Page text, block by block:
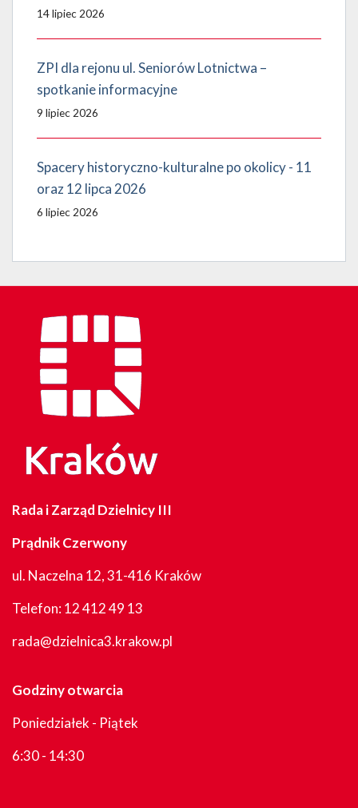
14 lipiec 2026
ZPI dla rejonu ul. Seniorów Lotnictwa –
spotkanie informacyjne
9 lipiec 2026
Spacery historyczno-kulturalne po okolicy - 11
oraz 12 lipca 2026
6 lipiec 2026
Rada i Zarząd Dzielnicy III
Prądnik Czerwony
ul. Naczelna 12, 31-416 Kraków
Telefon:12 412 49 13
rada@dzielnica3.krakow.pl
Godziny otwarcia
Poniedziałek - Piątek
6:30 - 14:30